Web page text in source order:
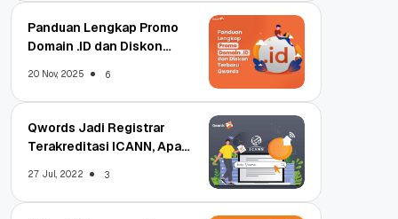
Panduan Lengkap Promo
Domain .ID dan Diskon
20 Nov, 2025 6
Qwords Jadi Registrar
Terakreditasi ICANN, Apa
27 Jul, 2022 3